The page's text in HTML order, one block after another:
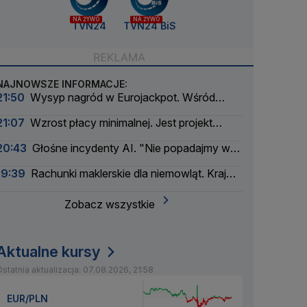
NA ŻYWO
TVN24
NA ŻYWO
TVN24 BiS
INFORMACJE:
Wysyp nagród w Eurojackpot. Wśród
Wzrost płacy minimalnej. Jest projekt
Głośne incydenty AI. "Nie popadajmy w
Rachunki maklerskie dla niemowląt. Kraj
Zobacz wszystkie
kursy
aktualizacja: 07.08.2026, 21:58
EUR/PLN